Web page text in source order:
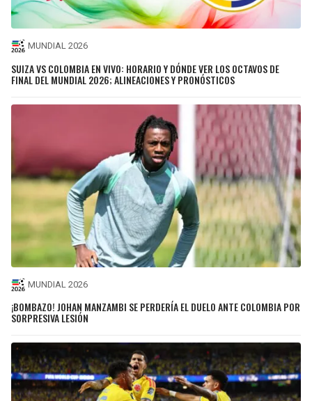
MUNDIAL 2026
SUIZA VS COLOMBIA EN VIVO: HORARIO Y DÓNDE VER LOS OCTAVOS DE
FINAL DEL MUNDIAL 2026; ALINEACIONES Y PRONÓSTICOS
MUNDIAL 2026
¡BOMBAZO! JOHAN MANZAMBI SE PERDERÍA EL DUELO ANTE COLOMBIA POR
SORPRESIVA LESIÓN